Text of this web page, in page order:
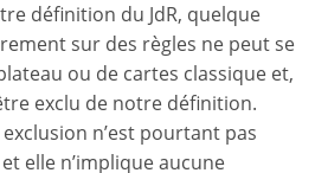
définition du JdR, quelque
sur des règles ne peut se
ou de cartes classique et,
exclu de notre définition.
n’est pourtant pas
elle n’implique aucune